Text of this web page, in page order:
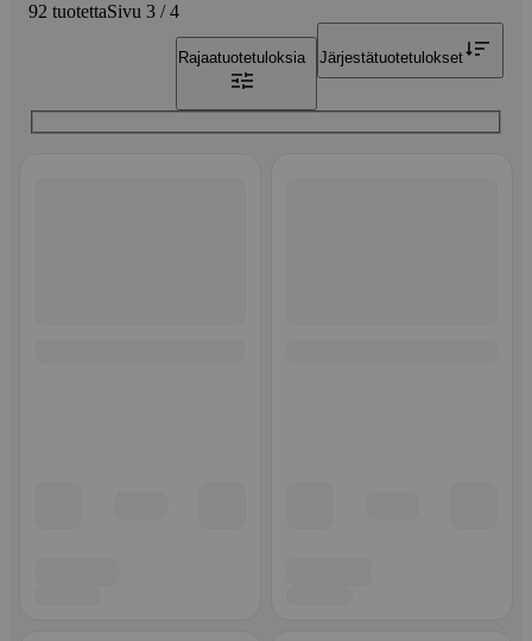
92 tuotettaSivu 3 / 4
Rajaatuotetuloksia Järjestätuotetulokset